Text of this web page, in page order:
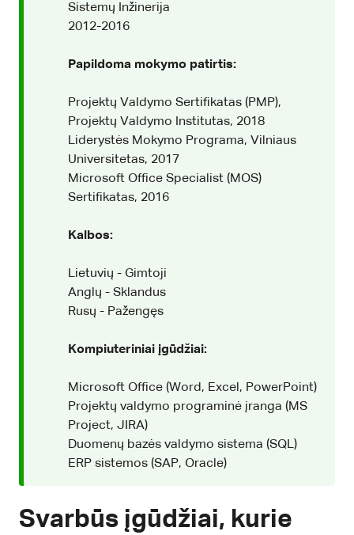
Sistemų Inžinerija
2012-2016
Papildoma mokymo patirtis:
Projektų Valdymo Sertifikatas (PMP),
Projektų Valdymo Institutas, 2018
Liderystės Mokymo Programa, Vilniaus
Universitetas, 2017
Microsoft Office Specialist (MOS)
Sertifikatas, 2016
Kalbos:
Lietuvių - Gimtoji
Anglų - Sklandus
Rusų - Pažengęs
Kompiuteriniai įgūdžiai:
Microsoft Office (Word, Excel, PowerPoint)
Projektų valdymo programinė įranga (MS
Project, JIRA)
Duomenų bazės valdymo sistema (SQL)
ERP sistemos (SAP, Oracle)
Svarbūs įgūdžiai, kurie